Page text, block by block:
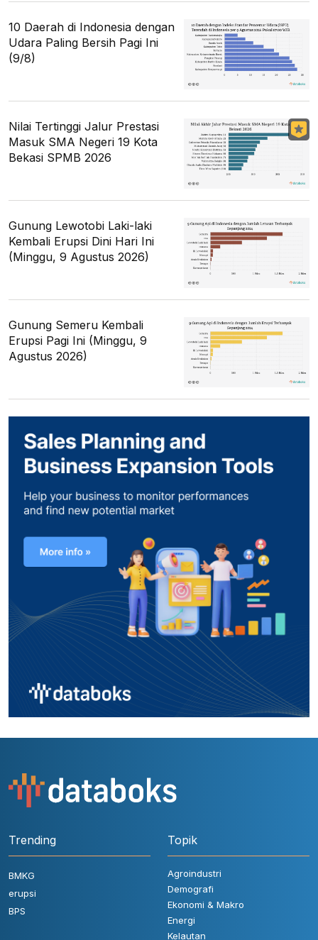
10 Daerah di Indonesia dengan
Udara Paling Bersih Pagi Ini
(9/8)
Nilai Tertinggi Jalur Prestasi
Masuk SMA Negeri 19 Kota
Bekasi SPMB 2026
Gunung Lewotobi Laki-laki
Kembali Erupsi Dini Hari Ini
(Minggu, 9 Agustus 2026)
Gunung Semeru Kembali
Erupsi Pagi Ini (Minggu, 9
Agustus 2026)
Trending
BMKG
erupsi
BPS
Topik
Agroindustri
Demografi
Ekonomi & Makro
Energi
Kelautan